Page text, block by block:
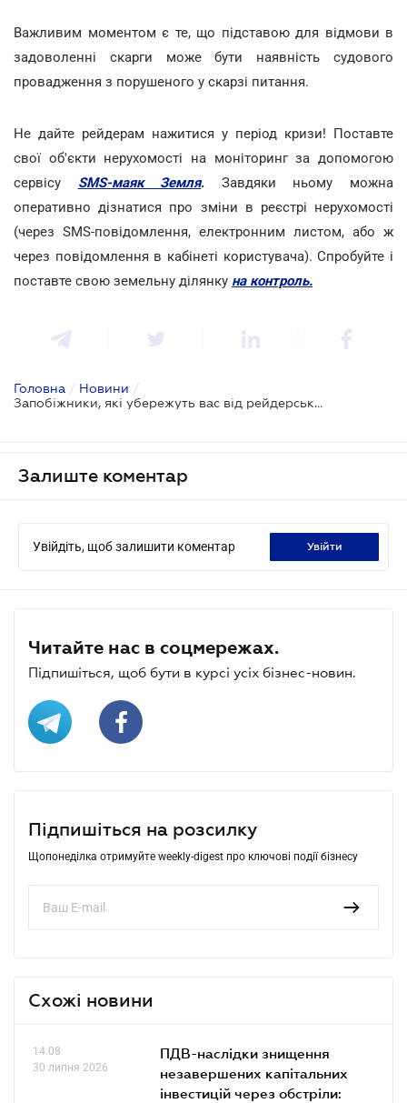
Важливим моментом є те, що підставою для відмови в
задоволенні скарги може бути наявність судового
провадження з порушеного у скарзі питання.
Не дайте рейдерам нажитися у період кризи! Поставте
свої об'єкти нерухомості на моніторинг за допомогою
сервісу SMS-маяк Земля. Завдяки ньому можна
оперативно дізнатися про зміни в реєстрі нерухомості
(через SMS-повідомлення, електронним листом, або ж
через повідомлення в кабінеті користувача). Спробуйте і
поставте свою земельну ділянку на контроль.
Головна / Новини /
Запобіжники, які убережуть вас від рейдерських захоплень
Залиште коментар
Увійдіть, щоб залишити коментар увійти
Читайте нас в соцмережах.
Підпишіться, щоб бути в курсі усіх бізнес-новин.
Підпишіться на розсилку
Щопонеділка отримуйте weekly-digest про ключові події бізнесу
Схожі новини
14.08
30 липня 2026
ПДВ-наслідки знищення
незавершених капітальних
інвестицій через обстріли: